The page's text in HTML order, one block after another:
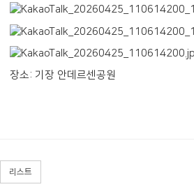
장소: 기장 안데르센공원
리스트